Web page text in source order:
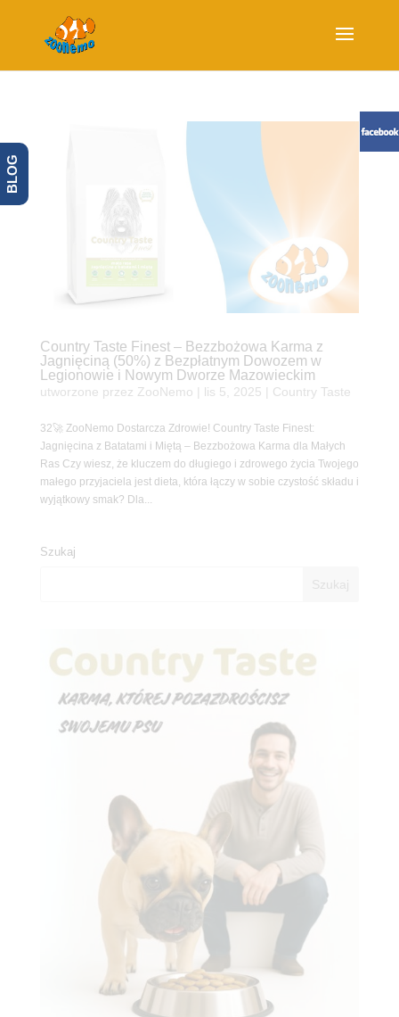
Country Taste Finest – Bezzbożowa Karma z
Jagnięciną (50%) z Bezpłatnym Dowozem w
Legionowie i Nowym Dworze Mazowieckim
utworzone przez ZooNemo lis 5, 2025 Country Taste
32🚀 ZooNemo Dostarcza Zdrowie! Country Taste Finest:
Jagnięcina z Batatami i Miętą – Bezzbożowa Karma dla Małych
Ras Czy wiesz, że kluczem do długiego i zdrowego życia Twojego
małego przyjaciela jest dieta, która łączy w sobie czystość składu i
wyjątkowy smak? Dla...
Szukaj
BLOG